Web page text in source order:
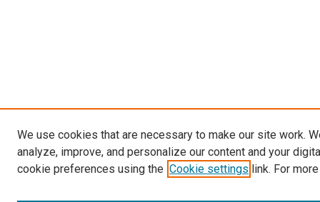
We use cookies that are necessary to make our site work.
analyze, improve, and personalize our content and your
cookie preferences using the Cookie settings link. For